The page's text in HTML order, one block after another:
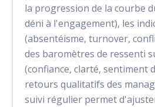
la progression de la courbe
déni à l'engagement), les
(absentéisme, turnover,
des baromètres de ressenti
(confiance, clarté, sentiment
retours qualitatifs des
suivi régulier permet